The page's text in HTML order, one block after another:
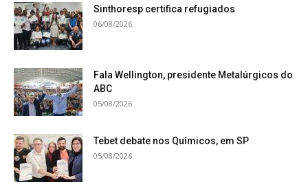
Sinthoresp certifica refugiados
06/08/2026
Fala Wellington, presidente Metalúrgicos do
ABC
05/08/2026
Tebet debate nos Químicos, em SP
05/08/2026